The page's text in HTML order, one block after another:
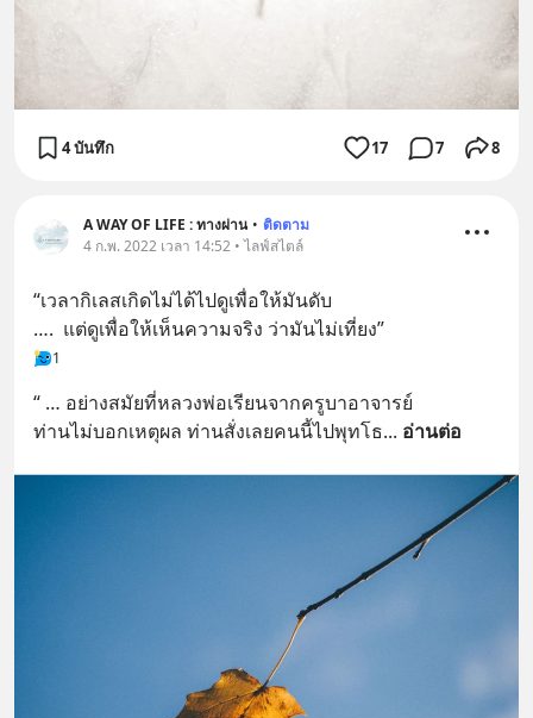
4 บันทึก 17 7 8
A WAY OF LIFE : ทางผ่าน • ติดตาม
4 ก.พ. 2022 เวลา 14:52 • ไลฟ์สไตล์
“เวลากิเลสเกิดไม่ได้ไปดูเพื่อให้มันดับ
….  แต่ดูเพื่อให้เห็นความจริง ว่ามันไม่เที่ยง”
1
“ … อย่างสมัยที่หลวงพ่อเรียนจากครูบาอาจารย์
ท่านไม่บอกเหตุผล ท่านสั่งเลยคนนี้ไปพุทโธ... อ่านต่อ